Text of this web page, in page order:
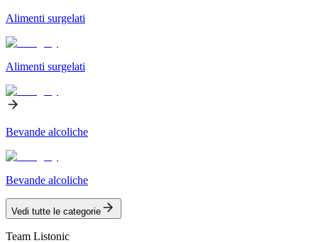
Alimenti surgelati
Alimenti surgelati
Bevande alcoliche
Bevande alcoliche
Vedi tutte le categorie
Team Listonic